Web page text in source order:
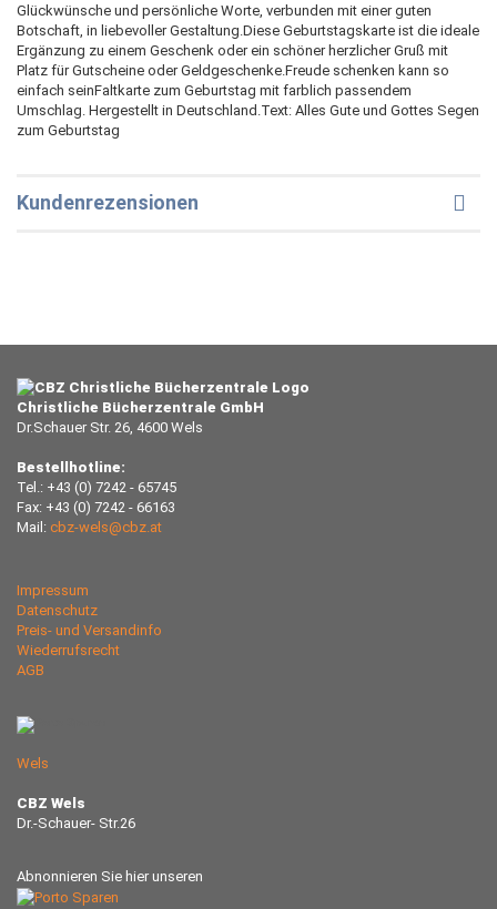
Glückwünsche und persönliche Worte, verbunden mit einer guten
Botschaft, in liebevoller Gestaltung.Diese Geburtstagskarte ist die ideale
Ergänzung zu einem Geschenk oder ein schöner herzlicher Gruß mit
Platz für Gutscheine oder Geldgeschenke.Freude schenken kann so
einfach seinFaltkarte zum Geburtstag mit farblich passendem
Umschlag. Hergestellt in Deutschland.Text: Alles Gute und Gottes Segen
zum Geburtstag
Kundenrezensionen
Christliche Bücherzentrale GmbH
Dr.Schauer Str. 26, 4600 Wels
Bestellhotline:
Tel.: +43 (0) 7242 - 65745
Fax: +43 (0) 7242 - 66163
Mail: cbz-wels@cbz.at
Impressum
Datenschutz
Preis- und Versandinfo
Wiederrufsrecht
AGB
Wels
CBZ Wels
Dr.-Schauer- Str.26
Abnonnieren Sie hier unseren